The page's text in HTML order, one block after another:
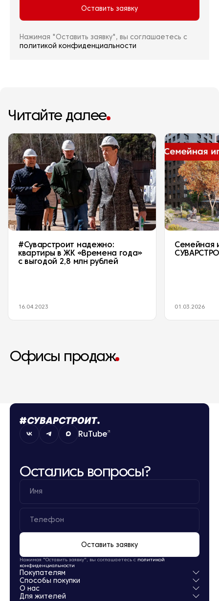
Оставить заявку
Нажимая "Оставить заявку", вы соглашаетесь с
политикой конфиденциальности
Читайте далее
#Суварстроит надежно:
квартиры в ЖК «Времена года»
с выгодой 2,8 млн рублей
16.04.2023
Семейная
01.03.2026
Офисы продаж
RuTube
Остались вопросы?
Оставить заявку
Нажимая "Оставить заявку", вы соглашаетесь с политикой
конфиденциальности
Покупателям
Квартиры
Паркинг
Способы покупки
Ипотека
О нас
Для жителей